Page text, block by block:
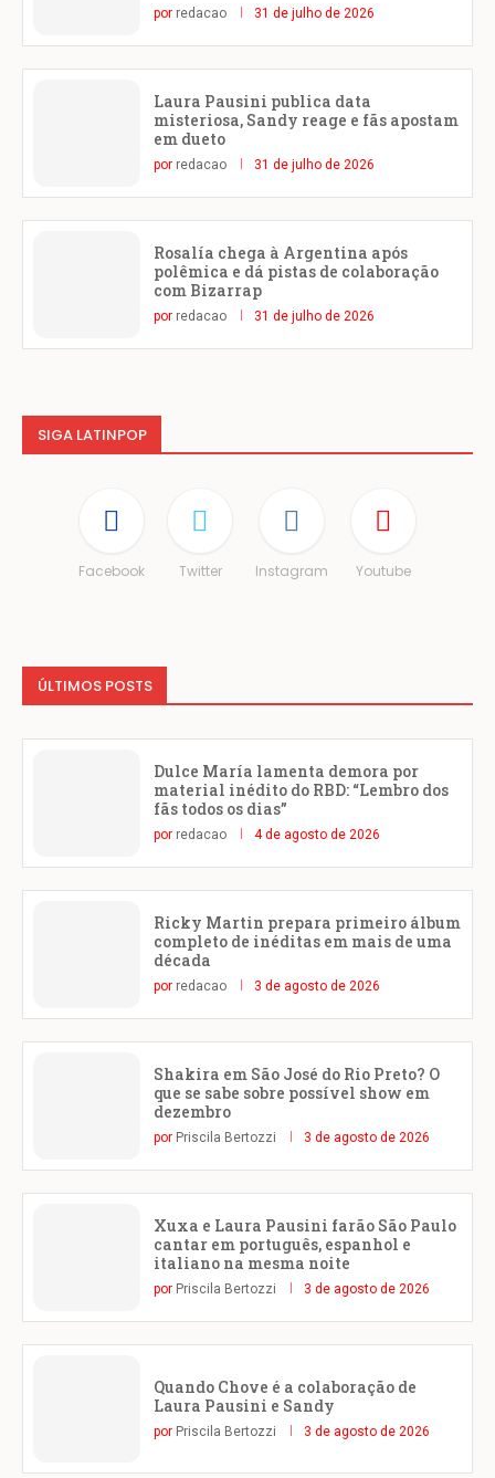
por redacao 31 de julho de 2026
Laura Pausini publica data
misteriosa, Sandy reage e fãs apostam
em dueto
por redacao 31 de julho de 2026
Rosalía chega à Argentina após
polêmica e dá pistas de colaboração
com Bizarrap
por redacao 31 de julho de 2026
SIGA LATINPOP
Facebook Twitter Instagram Youtube
ÚLTIMOS POSTS
Dulce María lamenta demora por
material inédito do RBD: “Lembro dos
fãs todos os dias”
por redacao 4 de agosto de 2026
Ricky Martin prepara primeiro álbum
completo de inéditas em mais de uma
década
por redacao 3 de agosto de 2026
Shakira em São José do Rio Preto? O
que se sabe sobre possível show em
dezembro
por Priscila Bertozzi 3 de agosto de 2026
Xuxa e Laura Pausini farão São Paulo
cantar em português, espanhol e
italiano na mesma noite
por Priscila Bertozzi 3 de agosto de 2026
Quando Chove é a colaboração de
Laura Pausini e Sandy
por Priscila Bertozzi 3 de agosto de 2026